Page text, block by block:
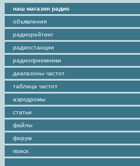
наш магазин радио
объявления
радиорейтинг
радиостанции
радиоприемники
диапазоны частот
таблица частот
аэродромы
статьи
файлы
форум
поиск